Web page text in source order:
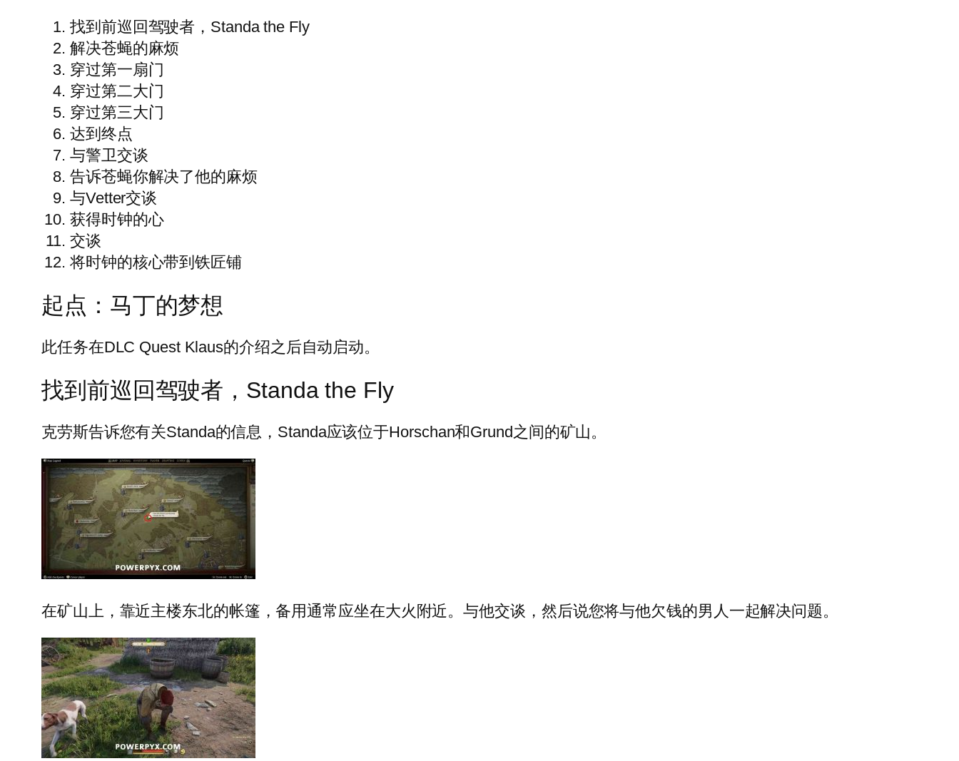
找到前巡回驾驶者，Standa the Fly
解决苍蝇的麻烦
穿过第一扇门
穿过第二大门
穿过第三大门
达到终点
与警卫交谈
告诉苍蝇你解决了他的麻烦
与Vetter交谈
获得时钟的心
交谈
将时钟的核心带到铁匠铺
起点：马丁的梦想
此任务在DLC Quest Klaus的介绍之后自动启动。
找到前巡回驾驶者，Standa the Fly
克劳斯告诉您有关Standa的信息，Standa应该位于Horschan和Grund之间的矿山。
在矿山上，靠近主楼东北的帐篷，备用通常应坐在大火附近。与他交谈，然后说您将与他欠钱的男人一起解决问题。